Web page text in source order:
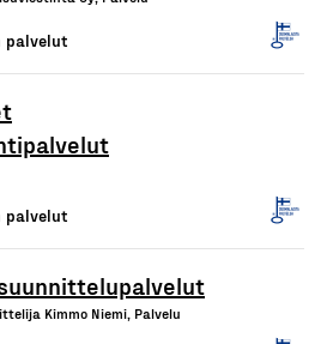
palvelut
palvelut
Kimmo Niemi, Palvelu